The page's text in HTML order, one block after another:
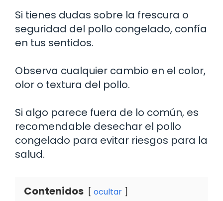
Si tienes dudas sobre la frescura o
seguridad del pollo congelado, confía
en tus sentidos.
Observa cualquier cambio en el color,
olor o textura del pollo.
Si algo parece fuera de lo común, es
recomendable desechar el pollo
congelado para evitar riesgos para la
salud.
Contenidos ocultar